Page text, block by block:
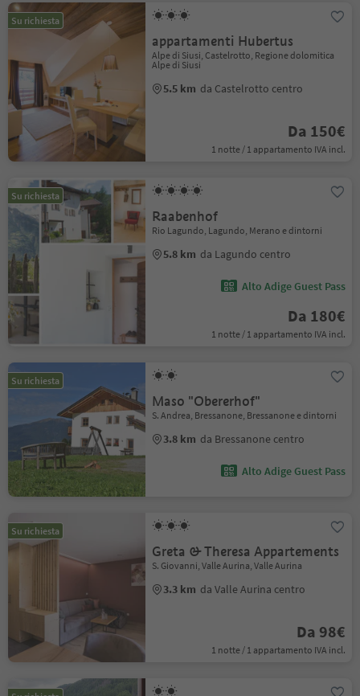
Su richiesta
appartamenti Hubertus
Alpe di Siusi, Castelrotto, Regione dolomitica
Alpe di Siusi
5.5 km da Castelrotto centro
Da 150€
1 notte / 1 appartamento IVA incl.
Su richiesta
Raabenhof
Rio Lagundo, Lagundo, Merano e dintorni
5.8 km da Lagundo centro
Alto Adige Guest Pass
Da 180€
1 notte / 1 appartamento IVA incl.
Su richiesta
Maso "Obererhof"
S. Andrea, Bressanone, Bressanone e dintorni
3.8 km da Bressanone centro
Alto Adige Guest Pass
Su richiesta
Greta & Theresa Appartements
S. Giovanni, Valle Aurina, Valle Aurina
3.3 km da Valle Aurina centro
Da 98€
1 notte / 1 appartamento IVA incl.